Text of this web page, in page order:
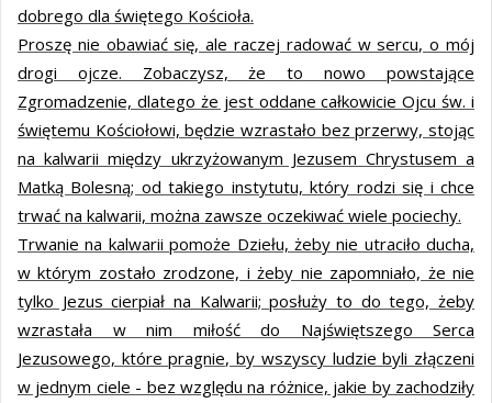
dobrego dla świętego Kościoła.
Proszę nie obawiać się, ale raczej radować w sercu, o mój
drogi ojcze. Zobaczysz, że to nowo powstające
Zgromadzenie, dlatego że jest oddane całkowicie Ojcu św. i
świętemu Kościołowi, będzie wzrastało bez przerwy, stojąc
na kalwarii między ukrzyżowanym Jezusem Chrystusem a
Matką Bolesną; od takiego instytutu, który rodzi się i chce
trwać na kalwarii, można zawsze oczekiwać wiele pociechy.
Trwanie na kalwarii pomoże Dziełu, żeby nie utraciło ducha,
w którym zostało zrodzone, i żeby nie zapomniało, że nie
tylko Jezus cierpiał na Kalwarii; posłuży to do tego, żeby
wzrastała w nim miłość do Najświętszego Serca
Jezusowego, które pragnie, by wszyscy ludzie byli złączeni
w jednym ciele - bez względu na różnice, jakie by zachodziły